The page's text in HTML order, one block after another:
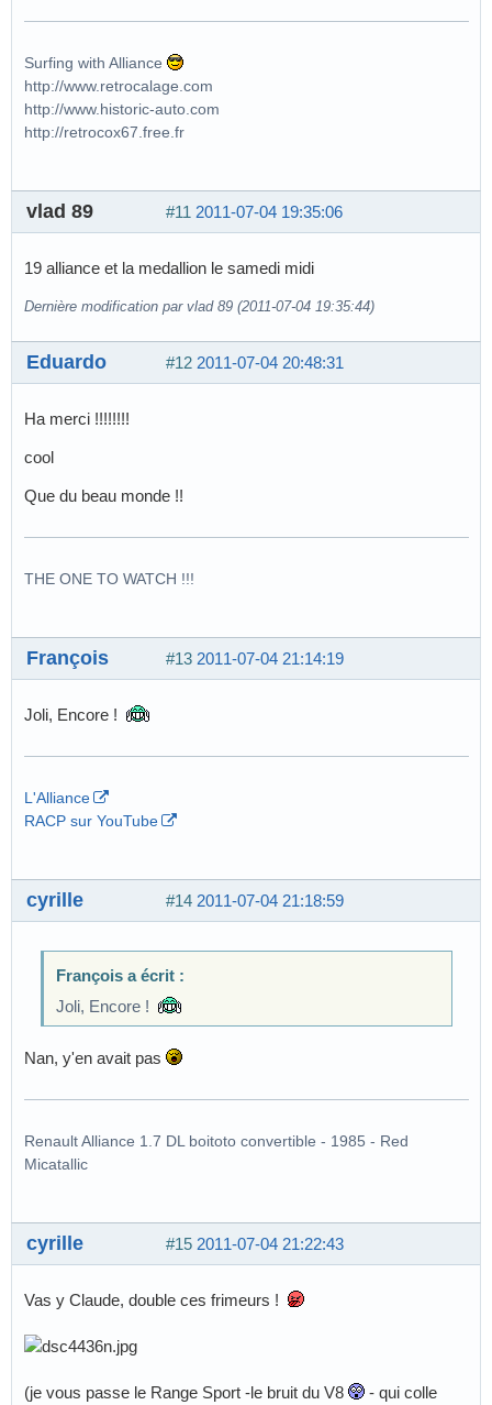
Surfing with Alliance
http://www.retrocalage.com
http://www.historic-auto.com
http://retrocox67.free.fr
#11 2011-07-04 19:35:06
vlad 89
19 alliance et la medallion le samedi midi
Dernière modification par vlad 89 (2011-07-04 19:35:44)
#12 2011-07-04 20:48:31
Eduardo
Ha merci !!!!!!!!
cool
Que du beau monde !!
THE ONE TO WATCH !!!
#13 2011-07-04 21:14:19
François
Joli, Encore !
L'Alliance
RACP sur YouTube
#14 2011-07-04 21:18:59
cyrille
François a écrit :
Joli, Encore !
Nan, y'en avait pas
Renault Alliance 1.7 DL boitoto convertible - 1985 - Red
Micatallic
#15 2011-07-04 21:22:43
cyrille
Vas y Claude, double ces frimeurs !
(je vous passe le Range Sport -le bruit du V8
- qui colle